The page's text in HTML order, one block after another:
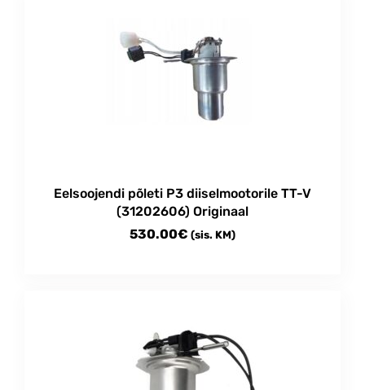
Eelsoojendi põleti P3 diiselmootorile TT-V
(31202606) Originaal
530.00€ (sis. KM)